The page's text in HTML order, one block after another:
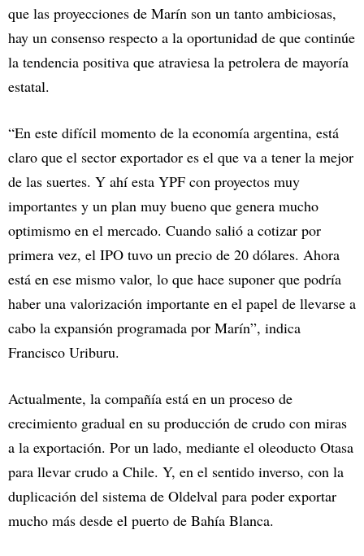
que las proyecciones de Marín son un tanto ambiciosas,
hay un consenso respecto a la oportunidad de que continúe
la tendencia positiva que atraviesa la petrolera de mayoría
estatal.
“En este difícil momento de la economía argentina, está
claro que el sector exportador es el que va a tener la mejor
de las suertes. Y ahí esta YPF con proyectos muy
importantes y un plan muy bueno que genera mucho
optimismo en el mercado. Cuando salió a cotizar por
primera vez, el IPO tuvo un precio de 20 dólares. Ahora
está en ese mismo valor, lo que hace suponer que podría
haber una valorización importante en el papel de llevarse a
cabo la expansión programada por Marín”, indica
Francisco Uriburu.
Actualmente, la compañía está en un proceso de
crecimiento gradual en su producción de crudo con miras
a la exportación. Por un lado, mediante el oleoducto Otasa
para llevar crudo a Chile. Y, en el sentido inverso, con la
duplicación del sistema de Oldelval para poder exportar
mucho más desde el puerto de Bahía Blanca.